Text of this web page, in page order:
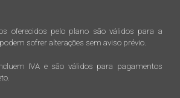
oferecidos pelo plano são válidos para a
sofrer alterações sem aviso prévio.
IVA e são válidos para pagamentos